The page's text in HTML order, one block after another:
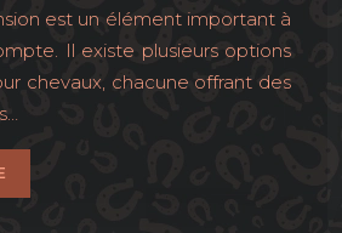
est un élément important à
Il existe plusieurs options
chevaux, chacune offrant des